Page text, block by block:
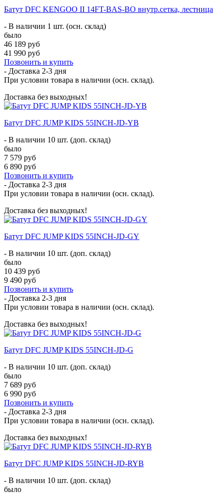
Батут DFC KENGOO II 14FT-BAS-BO внутр.сетка, лестница
- В наличии 1 шт. (осн. склад)
было
46 189 руб
41 990 руб
Позвонить и купить
- Доставка 2-3 дня
При условии товара в наличии (осн. склад).
Доставка без выходных!
Батут DFC JUMP KIDS 55INCH-JD-YB
- В наличии 10 шт. (доп. склад)
было
7 579 руб
6 890 руб
Позвонить и купить
- Доставка 2-3 дня
При условии товара в наличии (осн. склад).
Доставка без выходных!
Батут DFC JUMP KIDS 55INCH-JD-GY
- В наличии 10 шт. (доп. склад)
было
10 439 руб
9 490 руб
Позвонить и купить
- Доставка 2-3 дня
При условии товара в наличии (осн. склад).
Доставка без выходных!
Батут DFC JUMP KIDS 55INCH-JD-G
- В наличии 10 шт. (доп. склад)
было
7 689 руб
6 990 руб
Позвонить и купить
- Доставка 2-3 дня
При условии товара в наличии (осн. склад).
Доставка без выходных!
Батут DFC JUMP KIDS 55INCH-JD-RYB
- В наличии 10 шт. (доп. склад)
было